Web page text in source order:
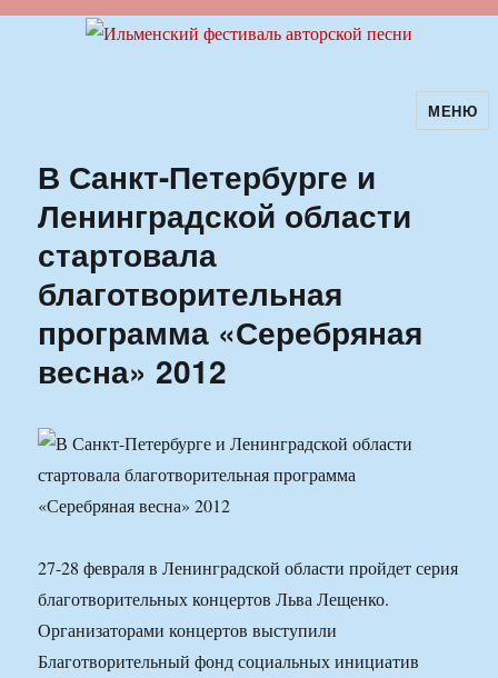
Ильменский фестиваль авторскойМЕНЮ
В Санкт-Петербурге и
Ленинградской области
стартовала
благотворительная
программа «Серебряная
весна» 2012
27-28 февраля в Ленинградской области пройдет серия
благотворительных концертов Льва Лещенко.
Организаторами концертов выступили
Благотворительный фонд социальных инициатив